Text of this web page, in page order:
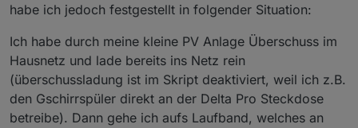
habe ich jedoch festgestellt in folgender Situation:
Ich habe durch meine kleine PV Anlage Überschuss im
Hausnetz und lade bereits ins Netz rein
(überschussladung ist im Skript deaktiviert, weil ich z.B.
den Gschirrspüler direkt an der Delta Pro Steckdose
betreibe). Dann gehe ich aufs Laufband, welches an